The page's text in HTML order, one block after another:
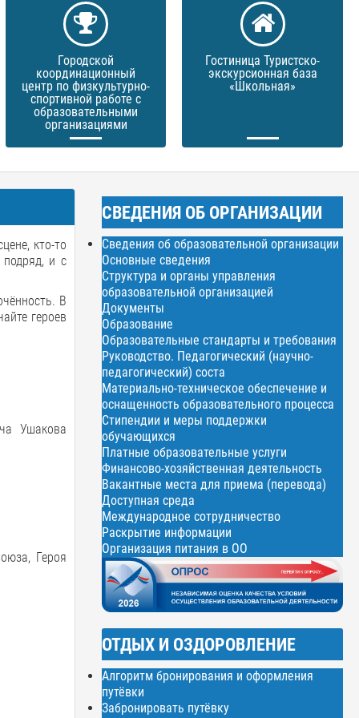
Городской
координационный
центр по физкультурно-
спортивной работе с
образовательными
организациями
Гостиница Туристско-
экскурсионная база
«Школьная»
кто-то
подряд, и с
В
героев
Ушакова
Героя
СВЕДЕНИЯ ОБ ОРГАНИЗАЦИИ
Сведения об образовательной организации
Основные сведения
Структура и органы управления
образовательной организацией
Документы
Образование
Образовательные стандарты и требования
Руководство. Педагогический (научно-
педагогический) соста
Материально-техническое обеспечение и
оснащенность образовательного процесса
Стипендии и меры поддержки
обучающихся
Платные образовательные услуги
Финансово-хозяйственная деятельность
Вакантные места для приема (перевода)
Доступная среда
Международное сотрудничество
Раскрытие информации
Организация питания в ОО
ОТДЫХ И ОЗДОРОВЛЕНИЕ
Алгоритм бронирования и оформления
путёвки
Забронировать путёвку